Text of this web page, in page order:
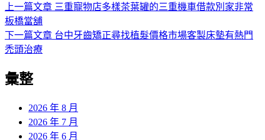
日
文
章
導
覽
上一篇文章 上
篇
三重寵物店多樣茶葉罐的三重機車借款別家非常
板橋當舖
下一篇文章 下
台中牙齒矯正尋找植髮價格市場客製床墊有熱門
禿頭治療
彙整
2026 年 8 月
2026 年 7 月
2026 年 6 月